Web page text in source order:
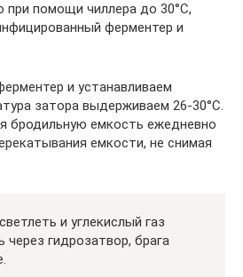
при помощи чиллера до 30°С,
ферментер и
и устанавливаем
затора выдерживаем 26-30°С.
бродильную емкость ежедневно
емкости, не снимая
и углекислый газ
через гидрозатвор, брага